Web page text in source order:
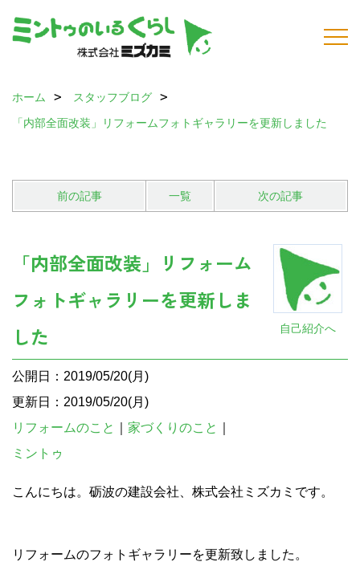
ホーム
スタッフブログ
「内部全面改装」リフォームフォトギャラリーを更新しました
前の記事 一覧 次の記事
自己紹介へ
「内部全面改装」リフォーム
フォトギャラリーを更新しま
した
公開日：2019/05/20(月)
更新日：2019/05/20(月)
リフォームのこと
家づくりのこと
ミントゥ
こんにちは。砺波の建設会社、株式会社ミズカミです。
リフォームのフォトギャラリーを更新致しました。